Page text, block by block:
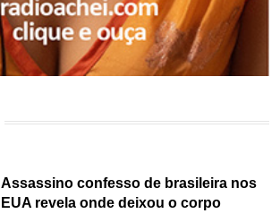
Assassino confesso de brasileira nos
EUA revela onde deixou o corpo